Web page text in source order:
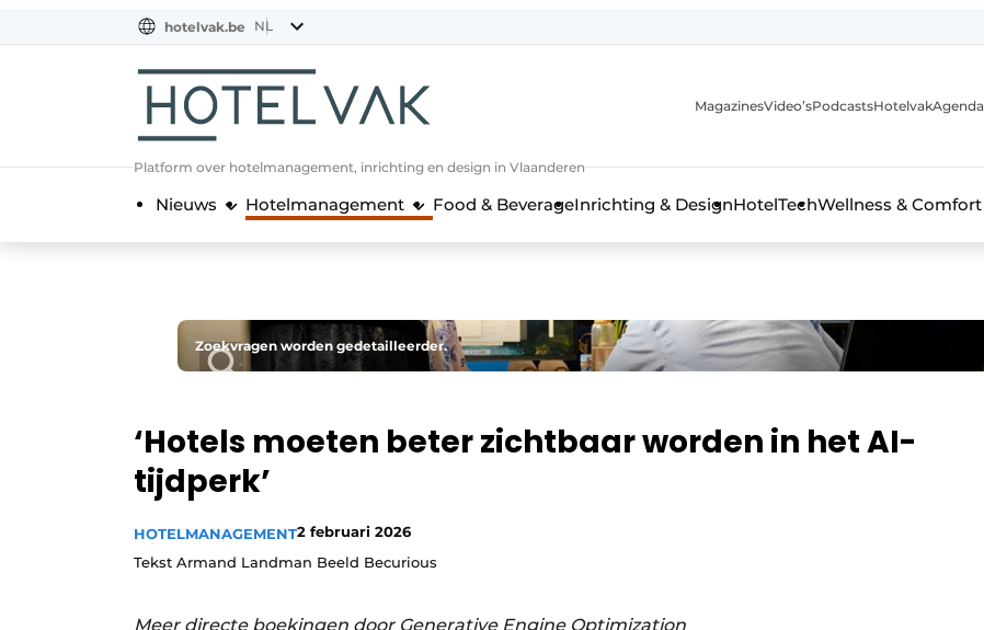
NL
EN
FR
hotelvak.be NL
Platform over hotelmanagement, inrichting en design in Vlaanderen
MagazinesVideo’sPodcastsHotelvakAgenda
Nieuws Hotelmanagement Food & BeverageInrichting & DesignHotelTechWellness & Comfort
Zoekvragen worden gedetailleerder.
‘Hotels moeten beter zichtbaar worden in het AI-
tijdperk’
HOTELMANAGEMENT2 februari 2026
Tekst Armand Landman Beeld Becurious
Meer directe boekingen door Generative Engine Optimization